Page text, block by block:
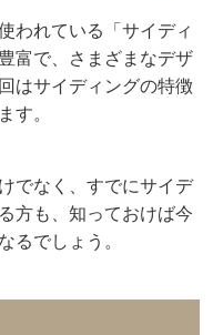
われている「サイディ
富で、さまざまなデザ
はサイディングの特徴
す。
でなく、すでにサイデ
方も、知っておけば今
るでしょう。